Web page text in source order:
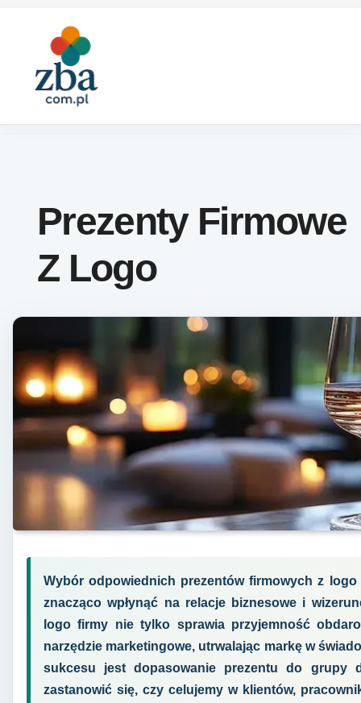
Prezenty Firmowe
Z Logo
Wybór odpowiednich prezentów firmowych z
znacząco wpłynąć na relacje biznesowe i
logo firmy nie tylko sprawia przyjemność
narzędzie marketingowe, utrwalając markę w
sukcesu jest dopasowanie prezentu do grupy
zastanowić się, czy celujemy w klientów,